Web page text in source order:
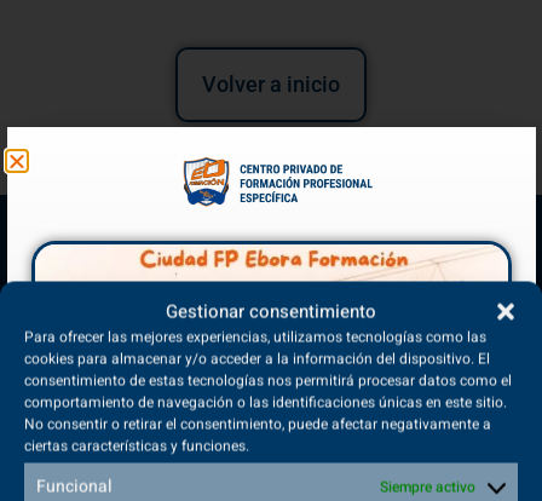
Gestionar consentimiento
Para ofrecer las mejores experiencias, utilizamos tecnologías como las
cookies para almacenar y/o acceder a la información del dispositivo. El
consentimiento de estas tecnologías nos permitirá procesar datos como el
comportamiento de navegación o las identificaciones únicas en este sitio.
No consentir o retirar el consentimiento, puede afectar negativamente a
ciertas características y funciones.
Funcional Siempre activo
Volver a inicio
(+34) 925 68 38 67
Teléfono de Contacto